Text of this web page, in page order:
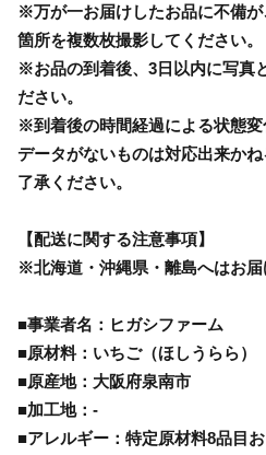
※万が一お届けしたお品に不備
箇所を複数枚撮影してください。
※お品の到着後、3日以内に写真
ださい。
※到着後の時間経過による状態
データがないものは対応出来か
了承ください。
【配送に関する注意事項】
※北海道・沖縄県・離島へはお届
■事業者名：ヒガシファーム
■原材料：いちご（ほしうらら）
■原産地：大阪府泉南市
■加工地：-
■アレルギー：特定原材料8品目